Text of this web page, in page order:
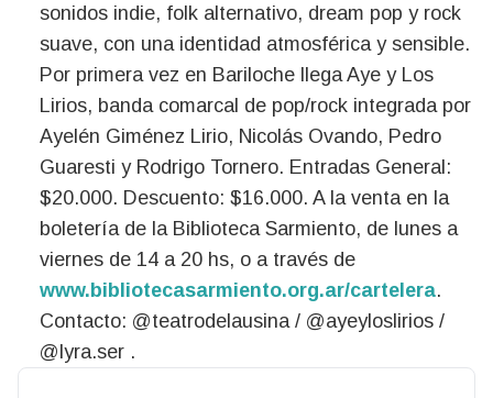
sonidos indie, folk alternativo, dream pop y rock
suave, con una identidad atmosférica y sensible.
Por primera vez en Bariloche llega Aye y Los
Lirios, banda comarcal de pop/rock integrada por
Ayelén Giménez Lirio, Nicolás Ovando, Pedro
Guaresti y Rodrigo Tornero. Entradas General:
$20.000. Descuento: $16.000. A la venta en la
boletería de la Biblioteca Sarmiento, de lunes a
viernes de 14 a 20 hs, o a través de
www.bibliotecasarmiento.org.ar/cartelera.
Contacto: @teatrodelausina / @ayeyloslirios /
@lyra.ser .